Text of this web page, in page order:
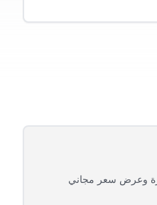
وعرض سعر مجاني